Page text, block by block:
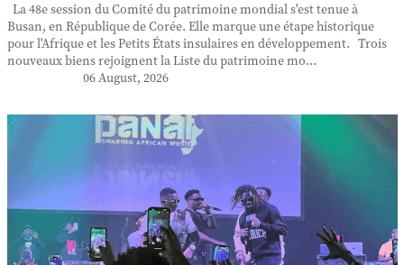
La 48e session du Comité du patrimoine mondial s'est tenue à
Busan, en République de Corée. Elle marque une étape historique
pour l'Afrique et les Petits États insulaires en développement. Trois
nouveaux biens rejoignent la Liste du patrimoine mo...
06 August, 2026